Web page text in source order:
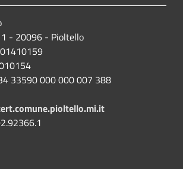
1 - 20096 - Pioltello
33590 000 000 007 388